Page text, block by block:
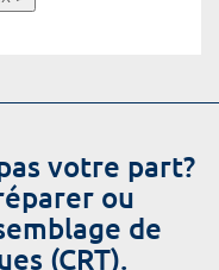
votre part?
ou
de
(CRT).